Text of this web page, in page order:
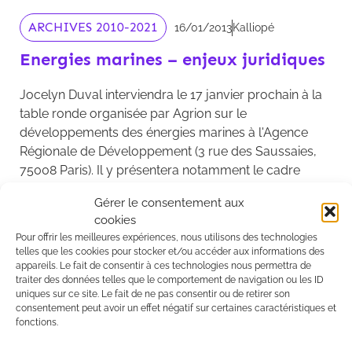
Gérer le consentement aux
cookies
Pour offrir les meilleures expériences, nous utilisons des technologies
telles que les cookies pour stocker et/ou accéder aux informations des
appareils. Le fait de consentir à ces technologies nous permettra de
traiter des données telles que le comportement de navigation ou les ID
uniques sur ce site. Le fait de ne pas consentir ou de retirer son
consentement peut avoir un effet négatif sur certaines caractéristiques et
fonctions.
ARCHIVES 2010-2021 16/01/2013Kalliopé
Energies marines – enjeux juridiques
Jocelyn Duval interviendra le 17 janvier prochain à la
table ronde organisée par Agrion sur le
développements des énergies marines à l'Agence
Régionale de Développement (3 rue des Saussaies,
75008 Paris). Il y présentera notamment le cadre
renouvelables.
Voir le programme.